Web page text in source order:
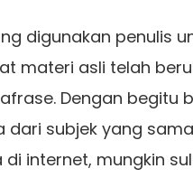
digunakan penulis
materi asli telah
Dengan begitu
dari subjek yang
di internet, mungkin